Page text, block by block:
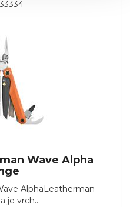
Wave Alpha
AlphaLeatherman
je vrch...